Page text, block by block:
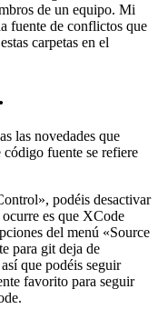
de un equipo. Mi
fuente de conflictos que
carpetas en el
las novedades que
fuente se refiere
podéis desactivar
es que XCode
del menú «Source
para git deja de
que podéis seguir
favorito para seguir